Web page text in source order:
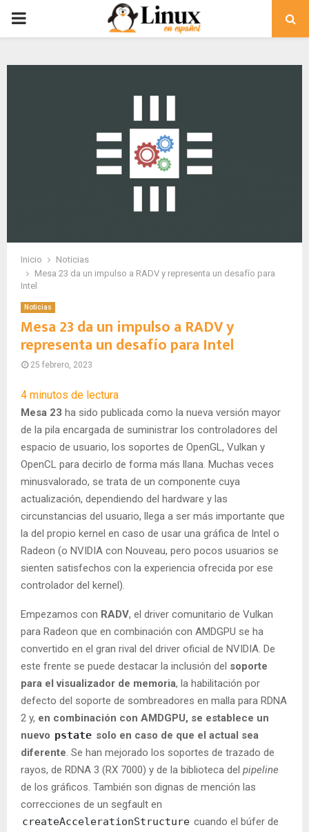
PRIMARY
Inicio
Noticias
Mesa 23 da un impulso a RADV y representa un desafío para
Intel
Noticias
Mesa 23 da un impulso a RADV y
representa un desafío para Intel
25 febrero, 2023
4 minutos de lectura
Mesa 23 ha sido publicada como la nueva versión mayor
de la pila encargada de suministrar los controladores del
espacio de usuario, los soportes de OpenGL, Vulkan y
OpenCL para decirlo de forma más llana. Muchas veces
minusvalorado, se trata de un componente cuya
actualización, dependiendo del hardware y las
circunstancias del usuario, llega a ser más importante que
la del propio kernel en caso de usar una gráfica de Intel o
Radeon (o NVIDIA con Nouveau, pero pocos usuarios se
sienten satisfechos con la experiencia ofrecida por ese
controlador del kernel).
Empezamos con RADV, el driver comunitario de Vulkan
para Radeon que en combinación con AMDGPU se ha
convertido en el gran rival del driver oficial de NVIDIA. De
este frente se puede destacar la inclusión del soporte
para el visualizador de memoria, la habilitación por
defecto del soporte de sombreadores en malla para RDNA
2 y, en combinación con AMDGPU, se establece un
nuevo pstate solo en caso de que el actual sea
diferente. Se han mejorado los soportes de trazado de
rayos, de RDNA 3 (RX 7000) y de la biblioteca del pipeline
de los gráficos. También son dignas de mención las
correcciones de un segfault en
createAccelerationStructure cuando el búfer de